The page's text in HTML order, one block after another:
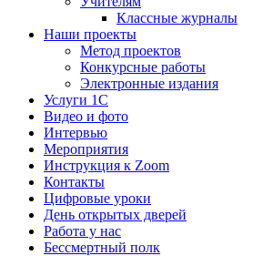
Классные журналы
Наши проекты
Метод проектов
Конкурсные работы
Электронные издания
Услуги 1C
Видео и фото
Интервью
Мероприятия
Инструкция к Zoom
Контакты
Цифровые уроки
День открытых дверей
Работа у нас
Бессмертный полк